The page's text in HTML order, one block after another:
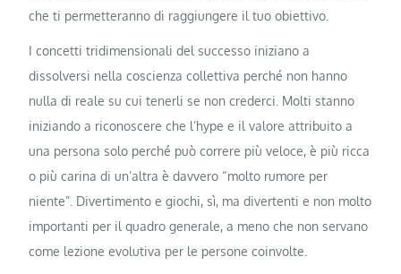
che ti permetteranno di raggiungere il tuo obiettivo.
I concetti tridimensionali del successo iniziano a
dissolversi nella coscienza collettiva perché non hanno
nulla di reale su cui tenerli se non crederci. Molti stanno
iniziando a riconoscere che l’hype e il valore attribuito a
una persona solo perché può correre più veloce, è più ricca
o più carina di un’altra è davvero “molto rumore per
niente”. Divertimento e giochi, sì, ma divertenti e non molto
importanti per il quadro generale, a meno che non servano
come lezione evolutiva per le persone coinvolte.